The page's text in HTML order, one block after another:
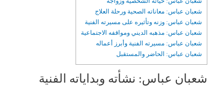
شعبان عباس: معاناته الصحية ورحلة العلاج
شعبان عباس: وزنه وتأثيره على مسيرته الفنية
شعبان عباس: مذهبه الديني ومواقفه الاجتماعية
شعبان عباس: مسيرته الفنية وأبرز أعماله
شعبان عباس: الحاضر والمستقبل
شعبان عباس: نشأته وبداياته الفنية